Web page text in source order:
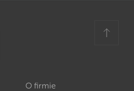
O firmie